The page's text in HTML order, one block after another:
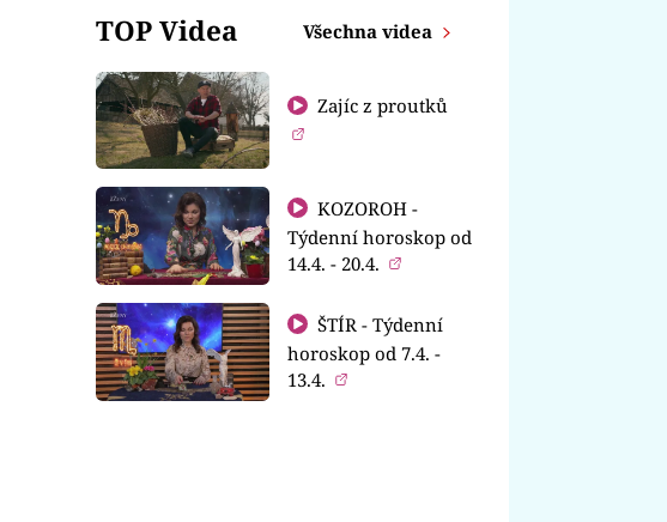
TOP Videa Všechna videa
Zajíc z proutků
KOZOROH -
Týdenní horoskop od
14.4. - 20.4.
ŠTÍR - Týdenní
horoskop od 7.4. -
13.4.